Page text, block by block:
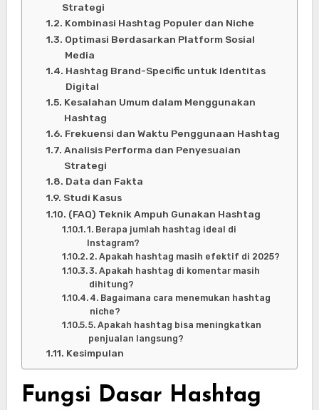
Strategi
Kombinasi Hashtag Populer dan Niche
Optimasi Berdasarkan Platform Sosial
Media
Hashtag Brand-Specific untuk Identitas
Digital
Kesalahan Umum dalam Menggunakan
Hashtag
Frekuensi dan Waktu Penggunaan Hashtag
Analisis Performa dan Penyesuaian
Strategi
Data dan Fakta
Studi Kasus
(FAQ) Teknik Ampuh Gunakan Hashtag
1. Berapa jumlah hashtag ideal di
Instagram?
2. Apakah hashtag masih efektif di 2025?
3. Apakah hashtag di komentar masih
dihitung?
4. Bagaimana cara menemukan hashtag
niche?
5. Apakah hashtag bisa meningkatkan
penjualan langsung?
Kesimpulan
Fungsi Dasar Hashtag